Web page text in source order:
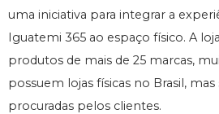
uma iniciativa para integrar a
Iguatemi 365 ao espaço físico. A
produtos de mais de 25 marcas,
possuem lojas físicas no Brasil,
procuradas pelos clientes.